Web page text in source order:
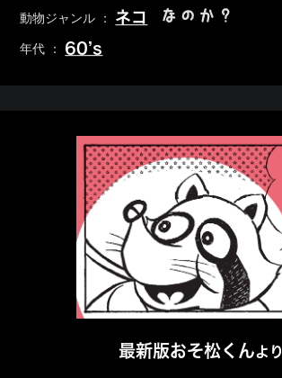
動物ジャンル ： ネコ なのか？
年代 ： 60’s
最新版おそ松くんより